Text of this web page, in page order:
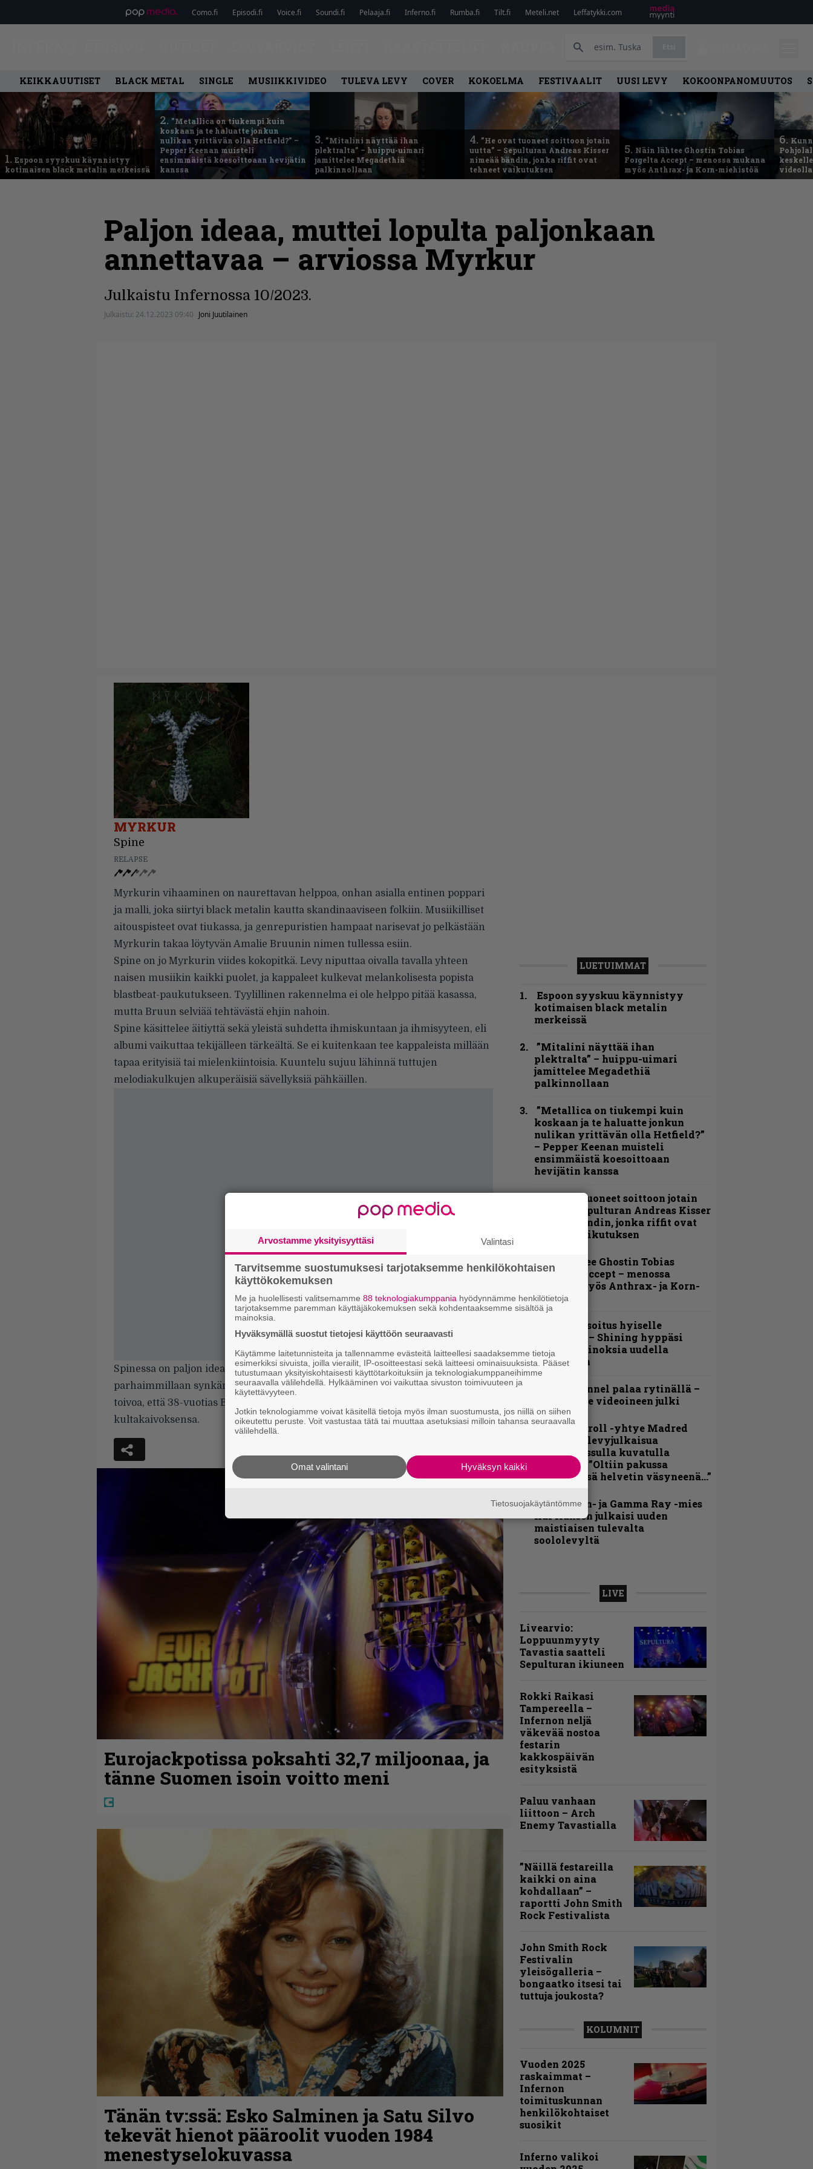
Como.fi Episodi.fi Voice.fi Soundi.fi Pelaaja.fi Inferno.fi Rumba.fi Tilt.fi Meteli.net Leffatykki.com
KEIKKAUUTISET BLACK METAL SINGLE MUSIIKKIVIDEO TULEVA LEVY COVER KOKOELMA FESTIVAALIT UUSI LEVY KOKOONPANOMUUTOS
1. Espoon syyskuu käynnistyy
kotimaisen black metalin merkeissä
2. ”Metallica on tiukempi kuin
koskaan ja te haluatte jonkun
nulikan yrittävän olla Hetfield?” –
Pepper Keenan muisteli
ensimmäistä koesoittoaan hevijätin
kanssa
3. ”Mitalini näyttää ihan
plektralta” – huippu-uimari
jamittelee Megadethiä
palkinnollaan
4. ”He ovat tuoneet soittoon jotain
uutta” – Sepulturan Andreas Kisser
nimeää bändin, jonka riffit ovat
tehneet vaikutuksen
5. Näin lähtee Ghostin Tobias
Forgelta Accept – menossa mukana
myös Anthrax- ja Korn-miehistöä
6.
Paljon ideaa, muttei lopulta paljonkaan
annettavaa – arviossa Myrkur
Julkaistu Infernossa 10/2023.
Julkaistu: 24.12.2023 09:40 Joni Juutilainen
MYRKUR
Spine
RELAPSE
Myrkurin vihaaminen on naurettavan helppoa, onhan asialla entinen poppari
ja malli, joka siirtyi black metalin kautta skandinaaviseen folkiin. Musiikilliset
aitouspisteet ovat tiukassa, ja genrepuristien hampaat narisevat jo pelkästään
Myrkurin takaa löytyvän Amalie Bruunin nimen tullessa esiin.
Spine on jo Myrkurin viides kokopitkä. Levy niputtaa oivalla tavalla yhteen
naisen musiikin kaikki puolet, ja kappaleet kulkevat melankolisesta popista
blastbeat-paukutukseen. Tyylillinen rakennelma ei ole helppo pitää kasassa,
mutta Bruun selviää tehtävästä ehjin nahoin.
Spine käsittelee äitiyttä sekä yleistä suhdetta ihmiskuntaan ja ihmisyyteen, eli
albumi vaikuttaa tekijälleen tärkeältä. Se ei kuitenkaan tee kappaleista millään
tapaa erityisiä tai mielenkiintoisia. Kuuntelu sujuu lähinnä tuttujen
melodiakulkujen alkuperäisiä sävellyksiä pähkäillen.
Spinessa on paljon ideaa, mutta ei lopulta paljonkaan annettavaa. Myrkur on
parhaimmillaan synkänpuhuvan ja vähäeleisen popin parissa, joten on paras
toivoa, että 38-vuotias Bruun löytää vielä jonain päivänä musiikillisen
kultakaivoksensa.
Eurojackpotissa poksahti 32,7 miljoonaa, ja
tänne Suomen isoin voitto meni
Tänän tv:ssä: Esko Salminen ja Satu Silvo
tekevät hienot pääroolit vuoden 1984
menestyselokuvassa
LUETUIMMAT
Espoon syyskuu käynnistyy
kotimaisen black metalin
merkeissä
”Mitalini näyttää ihan
plektralta” – huippu-uimari
jamittelee Megadethiä
palkinnollaan
”Metallica on tiukempi kuin
koskaan ja te haluatte jonkun
nulikan yrittävän olla Hetfield?”
– Pepper Keenan muisteli
ensimmäistä koesoittoaan
hevijätin kanssa
”He ovat tuoneet soittoon jotain
uutta” – Sepulturan Andreas Kisser
nimeää bändin, jonka riffit ovat
tehneet vaikutuksen
Näin lähtee Ghostin Tobias
Forgelta Accept – menossa
mukana myös Anthrax- ja Korn-
miehistöä
Kunnianosoitus hyiselle
Pohjolalle – Shining hyppäsi
keskelle kinoksia uudella
videollaan
Blind Channel palaa rytinällä –
tuplasingle videoineen julki
Thrash ’n’ roll -yhtye Madred
ryydittää levyjulkaisua
keikkareissulla kuvatulla
videolla – ”Oltiin pakussa
kusihädässä helvetin väsyneenä…”
Helloween- ja Gamma Ray -mies
Kai Hansen julkaisi uuden
maistiaisen tulevalta
soololevyltä
LIVE
Livearvio:
Loppuunmyyty
Tavastia saatteli
Sepulturan ikiuneen
Rokki Raikasi
Tampereella –
Infernon neljä
väkevää nostoa
festarin
kakkospäivän
esityksistä
Paluu vanhaan
liittoon – Arch
Enemy Tavastialla
”Näillä festareilla
kaikki on aina
kohdallaan” –
raportti John Smith
Rock Festivalista
John Smith Rock
Festivalin
yleisögalleria –
bongaatko itsesi tai
tuttuja joukosta?
KOLUMNIT
Vuoden 2025
raskaimmat –
Infernon
toimituskunnan
henkilökohtaiset
suosikit
Inferno valikoi
Arvostamme yksityisyyttäsi Valintasi
Tarvitsemme suostumuksesi tarjotaksemme henkilökohtaisen
käyttökokemuksen
Me ja huolellisesti valitsemamme 88 teknologiakumppania hyödynnämme henkilötietoja
tarjotaksemme paremman käyttäjäkokemuksen sekä kohdentaaksemme sisältöä ja
mainoksia.
Hyväksymällä suostut tietojesi käyttöön seuraavasti
Käytämme laitetunnisteita ja tallennamme evästeitä laitteellesi saadaksemme tietoja
esimerkiksi sivuista, joilla vierailit, IP-osoitteestasi sekä laitteesi ominaisuuksista. Pääset
tutustumaan yksityiskohtaisesti käyttötarkoituksiin ja teknologiakumppaneihimme
seuraavalla välilehdellä. Hylkääminen voi vaikuttaa sivuston toimivuuteen ja
käytettävyyteen.
Jotkin teknologiamme voivat käsitellä tietoja myös ilman suostumusta, jos niillä on siihen
oikeutettu peruste. Voit vastustaa tätä tai muuttaa asetuksiasi milloin tahansa seuraavalla
välilehdellä.
Hyväksyn kaikki
Omat valintani
Tietosuojakäytäntömme